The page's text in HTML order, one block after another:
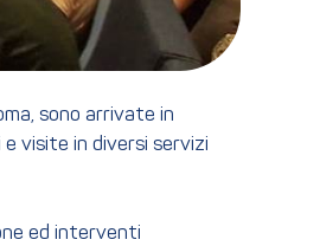
sono arrivate in
visite in diversi servizi
ed interventi